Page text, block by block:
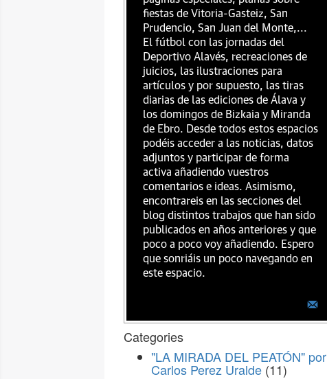
fiestas de Vitoria-Gasteiz, San
Prudencio, San Juan del Monte,...
El fútbol con las jornadas del
Deportivo Alavés, recreaciones de
juicios, las ilustraciones para
artículos y por supuesto, las tiras
diarias de las ediciones de Álava y
los domingos de Bizkaia y Miranda
de Ebro. Desde todos estos espacios
podéis acceder a las noticias, datos
adjuntos y participar de forma
activa añadiendo vuestros
comentarios e ideas. Asimismo,
encontrareis en las secciones del
blog distintos trabajos que han sido
publicados en años anteriores y que
poco a poco voy añadiendo. Espero
que sonriáis un poco navegando en
este espacio.
Categories
"LA MIRADA DEL PEATÓN" por
Carlos Perez Uralde (11)